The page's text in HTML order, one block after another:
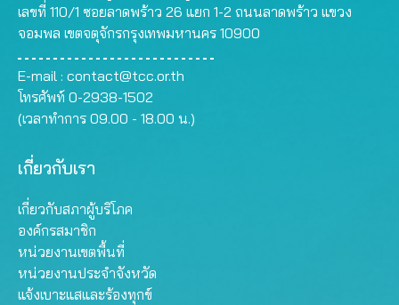
เลขที่ 110/1 ซอยลาดพร้าว 26 แยก 1-2 ถนนลาดพร้าว แขวง
จอมพล เขตจตุจักรกรุงเทพมหานคร 10900
E-mail : contact@tcc.or.th
โทรศัพท์ 0-2938-1502
(เวลาทำการ 09.00 - 18.00 น.)
เกี่ยวกับเรา
เกี่ยวกับสภาผู้บริโภค
องค์กรสมาชิก
หน่วยงานเขตพื้นที่
หน่วยงานประจำจังหวัด
แจ้งเบาะแสและร้องทุกข์